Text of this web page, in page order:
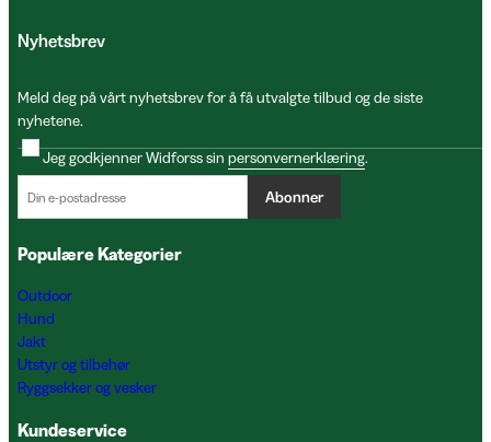
Nyhetsbrev
Meld deg på vårt nyhetsbrev for å få utvalgte tilbud og de siste
nyhetene.
Jeg godkjenner Widforss sin personvernerklæring.
Abonner
Populære Kategorier
Outdoor
Hund
Jakt
Utstyr og tilbehør
Ryggsekker og vesker
Kundeservice